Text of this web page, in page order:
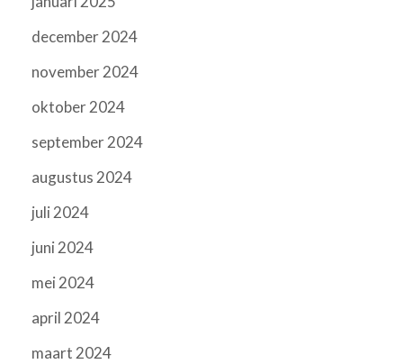
december 2024
november 2024
oktober 2024
september 2024
augustus 2024
juli 2024
juni 2024
mei 2024
april 2024
maart 2024